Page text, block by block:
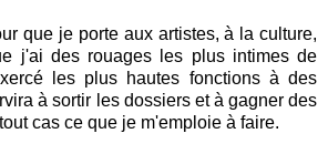
que je porte aux artistes, à la culture,
j'ai des rouages les plus intimes de
les plus hautes fonctions à des
à sortir les dossiers et à gagner des
cas ce que je m'emploie à faire.